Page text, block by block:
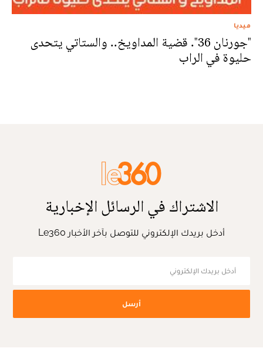
ميديا
"جورنان 36". قضية المداويخ.. والستاتي يتحدى
حليوة في الراب
الاشتراك في الرسائل الإخبارية
أدخل بريدك الإلكتروني للتوصل بآخر الأخبار Le360
أرسل